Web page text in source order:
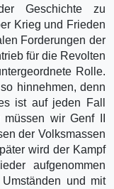
Geschichte zu
Krieg und Frieden
Forderungen der
für die Revolten
Rolle.
hinnehmen, denn
ist auf jeden Fall
wir Genf II
der Volksmassen
wird der Kampf
aufgenommen
und mit